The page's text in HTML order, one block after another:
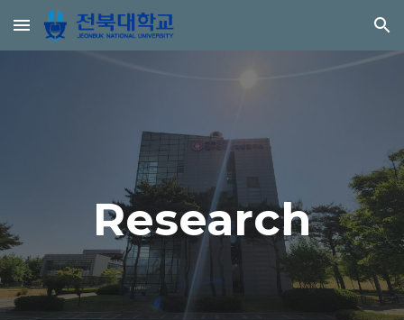
Skip to main content Skip to navigation
Research